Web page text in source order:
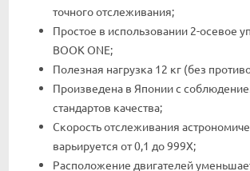
точного отслеживания;
Простое в использовании 2-осевое
BOOK ONE;
Полезная нагрузка 12 кг (без
Произведена в Японии с
стандартов качества;
Скорость отслеживания
варьируется от 0,1 до 999Х;
Расположение двигателей